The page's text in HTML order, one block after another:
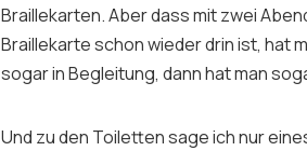
Braillekarten. Aber dass mit zwei
Braillekarte schon wieder drin ist, hat
sogar in Begleitung, dann hat man
Und zu den Toiletten sage ich nur